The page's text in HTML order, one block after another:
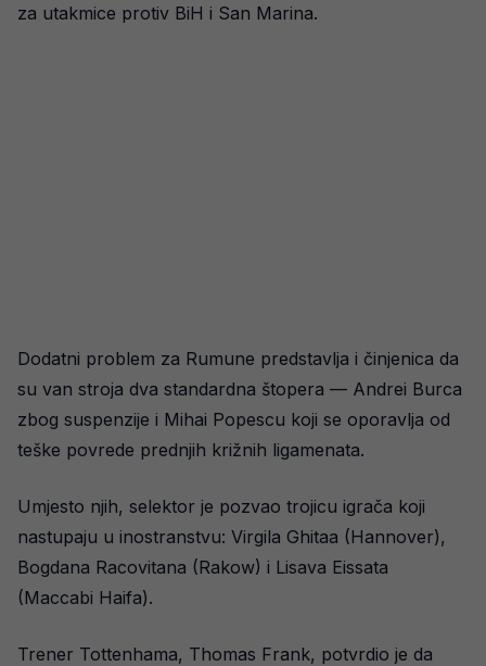
za utakmice protiv BiH i San Marina.
Dodatni problem za Rumune predstavlja i činjenica da
su van stroja dva standardna štopera — Andrei Burca
zbog suspenzije i Mihai Popescu koji se oporavlja od
teške povrede prednjih križnih ligamenata.
Umjesto njih, selektor je pozvao trojicu igrača koji
nastupaju u inostranstvu: Virgila Ghitaa (Hannover),
Bogdana Racovitana (Rakow) i Lisava Eissata
(Maccabi Haifa).
Trener Tottenhama, Thomas Frank, potvrdio je da